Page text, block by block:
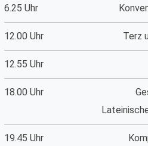
6.25 Uhr
12.00 Uhr Terz
12.55 Uhr
18.00 Uhr
19.45 Uhr